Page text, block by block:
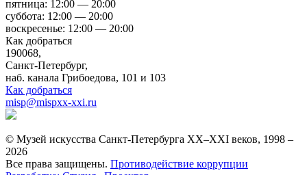
пятница: 12:00 — 20:00
суббота: 12:00 — 20:00
воскресенье: 12:00 — 20:00
Как добраться
190068,
Санкт-Петербург,
наб. канала Грибоедова, 101 и 103
Как добраться
misp@mispxx-xxi.ru
© Музей искусства Санкт-Петербурга XX–XXI веков, 1998 –
2026
Все права защищены. Противодействие коррупции